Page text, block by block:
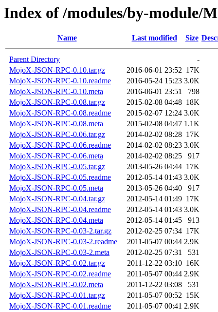
Index of /modules/by-module/
Name Last modified Size
Parent Directory
-
MojoX-JSON-RPC-0.10.tar.gz
2016-06-01 23:52 17K
MojoX-JSON-RPC-0.10.readme
2016-05-24 15:23 3.0K
MojoX-JSON-RPC-0.10.meta
2016-06-01 23:51
798
MojoX-JSON-RPC-0.08.tar.gz
2015-02-08 04:48 18K
MojoX-JSON-RPC-0.08.readme
2015-02-07 12:24 3.0K
MojoX-JSON-RPC-0.08.meta
2015-02-08 04:47 1.1K
MojoX-JSON-RPC-0.06.tar.gz
2014-02-02 08:28 17K
MojoX-JSON-RPC-0.06.readme
2014-02-02 08:23 3.0K
MojoX-JSON-RPC-0.06.meta
2014-02-02 08:25
917
MojoX-JSON-RPC-0.05.tar.gz
2013-05-26 04:44 17K
MojoX-JSON-RPC-0.05.readme
2012-05-14 01:43 3.0K
MojoX-JSON-RPC-0.05.meta
2013-05-26 04:40
917
MojoX-JSON-RPC-0.04.tar.gz
2012-05-14 01:49 17K
MojoX-JSON-RPC-0.04.readme
2012-05-14 01:43 3.0K
MojoX-JSON-RPC-0.04.meta
2012-05-14 01:45
913
MojoX-JSON-RPC-0.03-2.tar.gz
2012-02-25 07:34 17K
MojoX-JSON-RPC-0.03-2.readme
2011-05-07 00:44 2.9K
MojoX-JSON-RPC-0.03-2.meta
2012-02-25 07:31
531
MojoX-JSON-RPC-0.02.tar.gz
2011-12-22 03:10 16K
MojoX-JSON-RPC-0.02.readme
2011-05-07 00:44 2.9K
MojoX-JSON-RPC-0.02.meta
2011-12-22 03:08
531
MojoX-JSON-RPC-0.01.tar.gz
2011-05-07 00:52 15K
MojoX-JSON-RPC-0.01.readme
2011-05-07 00:41 2.9K